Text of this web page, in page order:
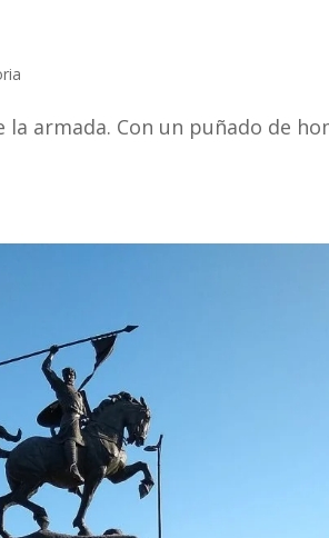
la armada. Con un puñado de